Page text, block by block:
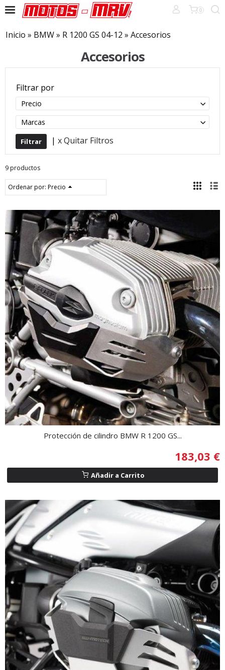
0
Inicio » BMW» R 1200 GS 04-12 » Accesorios
Accesorios
Filtrar por
Precio
Marcas
| x Quitar Filtros
9 productos
Ordenar por: Precio
Protección de cilindro BMW R 1200 GS...
183,03 €
Añadir a Carrito